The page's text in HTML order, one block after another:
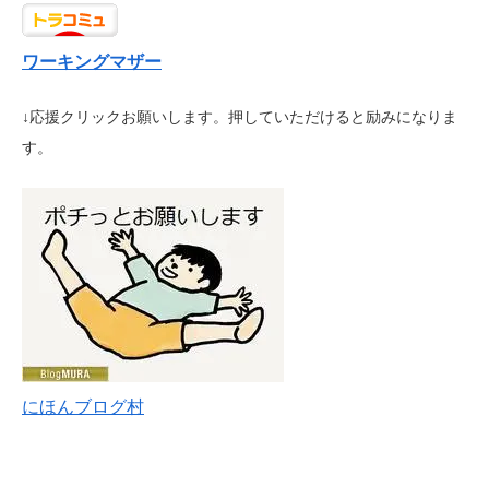
ワーキングマザー
↓応援クリックお願いします。押していただけると励みになりま
す。
にほんブログ村